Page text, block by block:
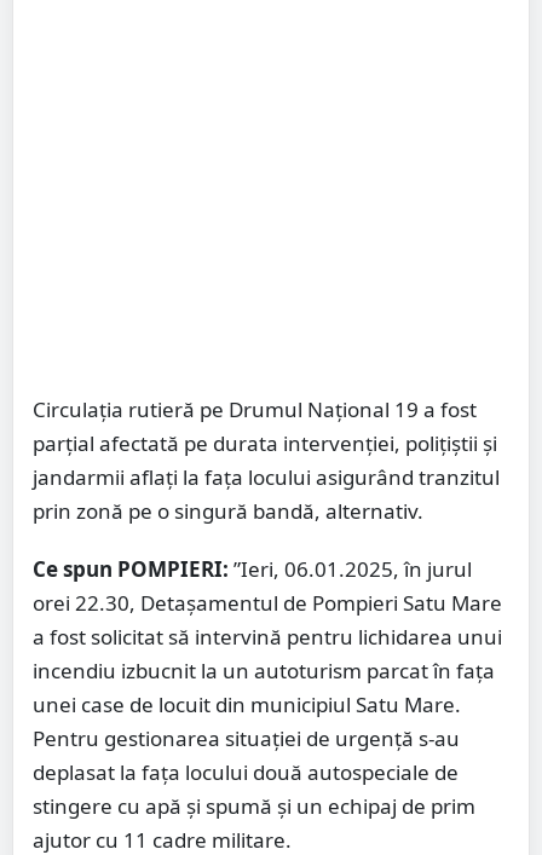
Circulația rutieră pe Drumul Național 19 a fost
parțial afectată pe durata intervenției, polițiștii și
jandarmii aflați la fața locului asigurând tranzitul
prin zonă pe o singură bandă, alternativ.
Ce spun POMPIERI: ”Ieri, 06.01.2025, în jurul
orei 22.30, Detașamentul de Pompieri Satu Mare
a fost solicitat să intervină pentru lichidarea unui
incendiu izbucnit la un autoturism parcat în fața
unei case de locuit din municipiul Satu Mare.
Pentru gestionarea situației de urgență s-au
deplasat la fața locului două autospeciale de
stingere cu apă și spumă și un echipaj de prim
ajutor cu 11 cadre militare.